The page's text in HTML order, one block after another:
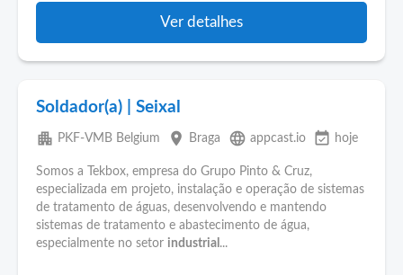
Ver detalhes
Soldador(a) | Seixal
apartment PKF-VMB Belgium place Braga language appcast.io event_available hoje
Somos a Tekbox, empresa do Grupo Pinto & Cruz,
especializada em projeto, instalação e operação de sistemas
de tratamento de águas, desenvolvendo e mantendo
sistemas de tratamento e abastecimento de água,
especialmente no setor industrial ...